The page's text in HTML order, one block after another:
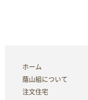
ホーム
蔭山組について
注文住宅